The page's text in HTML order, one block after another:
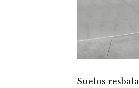
Suelos